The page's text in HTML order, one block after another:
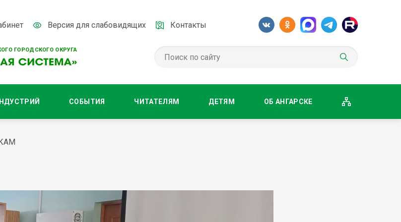
ГОРОДСКОГО ОКРУГА
Версия для слабовидящих Контакты
СОБЫТИЯ ЧИТАТЕЛЯМ ДЕТЯМ ОБ АНГАРСКЕ